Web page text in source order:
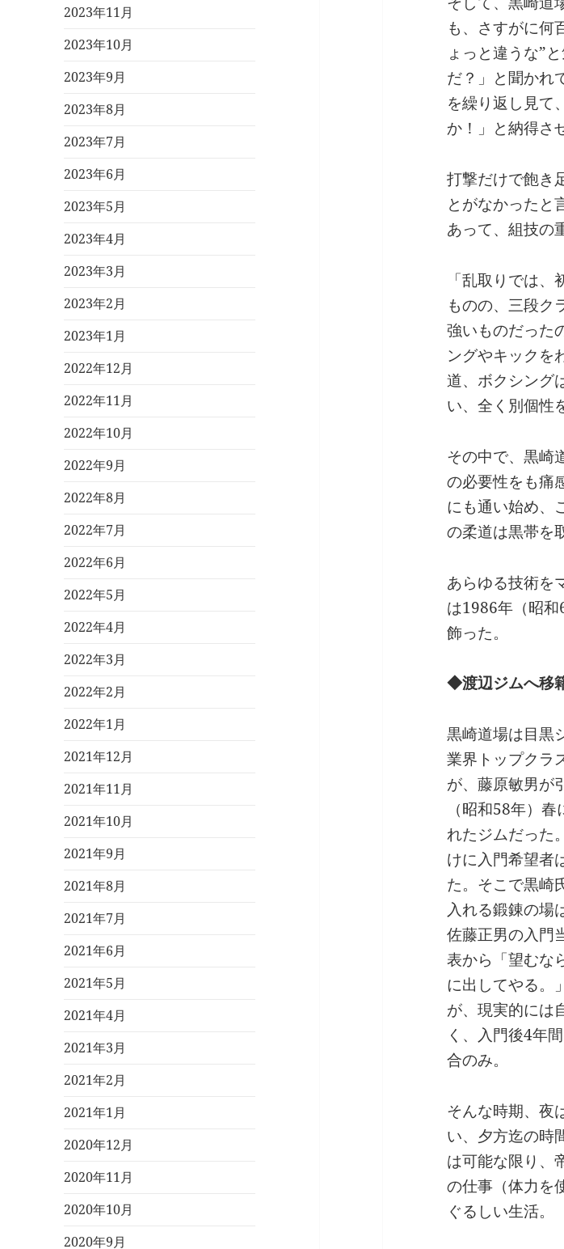
2023年11月
2023年10月
2023年9月
2023年8月
2023年7月
2023年6月
2023年5月
2023年4月
2023年3月
2023年2月
2023年1月
2022年12月
2022年11月
2022年10月
2022年9月
2022年8月
2022年7月
2022年6月
2022年5月
2022年4月
2022年3月
2022年2月
2022年1月
2021年12月
2021年11月
2021年10月
2021年9月
2021年8月
2021年7月
2021年6月
2021年5月
2021年4月
2021年3月
2021年2月
2021年1月
2020年12月
2020年11月
2020年10月
2020年9月
も、さすがに何
ょっと違うな”
だ？」と聞かれ
を繰り返し見て
か！」と納得さ
打撃だけで飽き
とがなかったと
あって、組技の
「乱取りでは
ものの、三段ク
強いものだった
ングやキックを
道、ボクシング
い、全く別個性
その中で、黒崎
の必要性をも痛
にも通い始め、
の柔道は黒帯を
あらゆる技術を
は1986年（昭
飾った。
◆渡辺ジムへ移
黒崎道場は目黒
業界トップクラ
が、藤原敏男が
（昭和58年）
れたジムだった
けに入門希望者
た。そこで黒崎
入れる鍛錬の場
佐藤正男の入門
表から「望むな
に出してやる。
が、現実的には
く、入門後4年
合のみ。
そんな時期、夜
い、夕方迄の時
は可能な限り、
の仕事（体力を
ぐるしい生活。